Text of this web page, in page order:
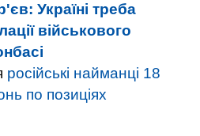
Україні треба
військового
російські найманці 18
по позиціях